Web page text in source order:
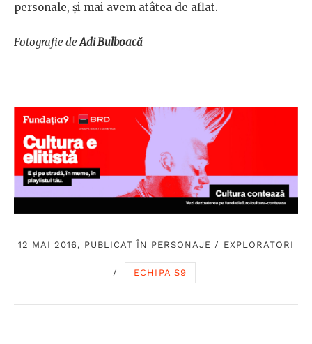
personale, și mai avem atâtea de aflat.
Fotografie deAdi Bulboacă
12 MAI 2016, PUBLICAT ÎN PERSONAJE / EXPLORATORI
/ ECHIPA S9